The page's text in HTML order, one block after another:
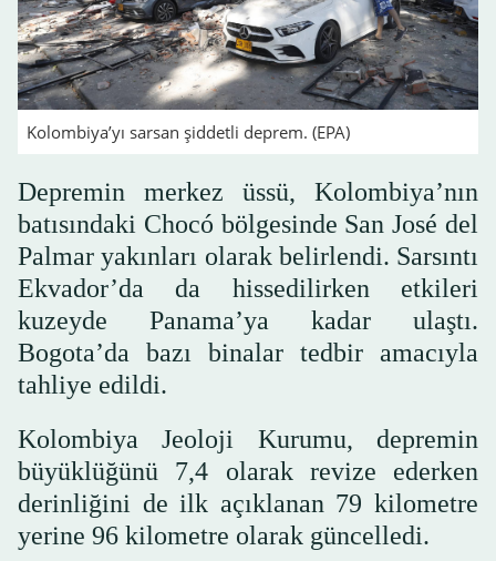
Kolombiya’yı sarsan şiddetli deprem. (EPA)
Depremin merkez üssü, Kolombiya’nın
batısındaki Chocó bölgesinde San José del
Palmar yakınları olarak belirlendi. Sarsıntı
Ekvador’da da hissedilirken etkileri
kuzeyde Panama’ya kadar ulaştı.
Bogota’da bazı binalar tedbir amacıyla
tahliye edildi.
Kolombiya Jeoloji Kurumu, depremin
büyüklüğünü 7,4 olarak revize ederken
derinliğini de ilk açıklanan 79 kilometre
yerine 96 kilometre olarak güncelledi.